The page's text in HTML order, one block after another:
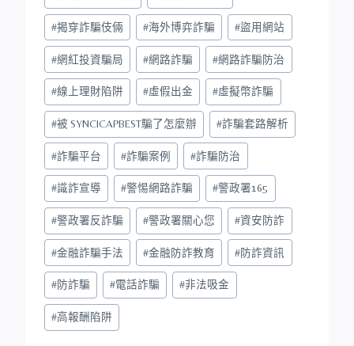
#揭穿詐騙伎倆 #海外博弈詐騙 #盜用網站
#網紅投資騙局 #網路詐騙 #網路詐騙防治
#線上理財陷阱 #虛假出金 #虛擬幣詐騙
#被 SYNCICAPBEST騙了怎麼辦 #詐騙套路解析
#詐騙平台 #詐騙案例 #詐騙防治
#識詐宣導 #警惕網路詐騙 #警政署165
#警政署反詐騙 #警政署關心您 #資安防詐
#金融詐騙手法 #金融防詐教育 #防詐資訊
#防詐騙 #電話詐騙 #非法吸金
#高報酬陷阱